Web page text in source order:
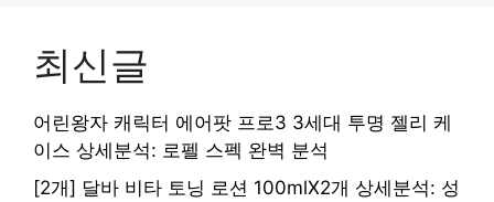
최신글
어린왕자 캐릭터 에어팟 프로3 3세대 투명 젤리 케
이스 상세분석: 로펠 스펙 완벽 분석
[2개] 달바 비타 토닝 로션 100mlX2개 상세분석: 성